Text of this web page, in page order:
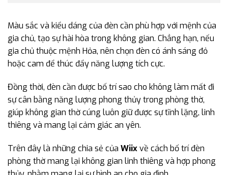
Màu sắc và kiểu dáng của đèn cần phù hợp với mệnh của
gia chủ, tạo sự hài hòa trong không gian. Chẳng hạn, nếu
gia chủ thuộc mệnh Hỏa, nên chọn đèn có ánh sáng đỏ
hoặc cam để thúc đẩy năng lượng tích cực.
Đồng thời, đèn cần được bố trí sao cho không làm mất đi
sự cân bằng năng lượng phong thủy trong phòng thờ,
giúp không gian thờ cúng luôn giữ được sự tĩnh lặng, linh
thiêng và mang lại cảm giác an yên.
Trên đây là những chia sẻ của Wiixvề cách bố trí đèn
phòng thờ mang lại không gian linh thiêng và hợp phong